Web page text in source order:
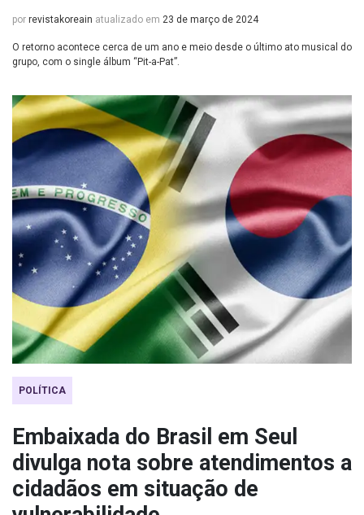
por revistakoreain atualizado em 23 de março de 2024
O retorno acontece cerca de um ano e meio desde o último ato musical do
grupo, com o single álbum “Pit-a-Pat”.
POLÍTICA
Embaixada do Brasil em Seul
divulga nota sobre atendimentos a
cidadãos em situação de